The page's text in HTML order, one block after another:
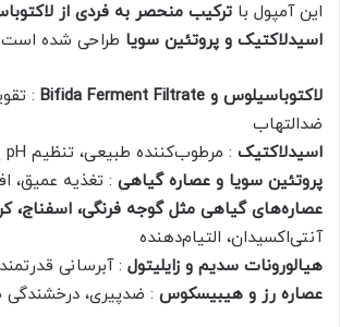
این آمپول با ترکیب منحصر به فردی از
اسیدلاکتیک و پروتئین سویا طراحی شده
لاکتوباسیلوس و Bifida Ferment Filtrate
:
ضدالتهاب
اسیدلاکتیک : مرطوب‌کننده طبیعی، تنظیم pH پوست
پروتئین سویا و عصاره گیاهی : تغذیه عمیق،
عصاره‌های گیاهی مثل گوجه فرنگی، اسفناج،
آنتی‌اکسیدان، التیام‌دهنده
هیالورونات سدیم و زایلیتول : آبرسانی
عصاره رز و هیبیسکوس : ضدپیری،